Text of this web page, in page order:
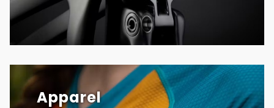
Apparel